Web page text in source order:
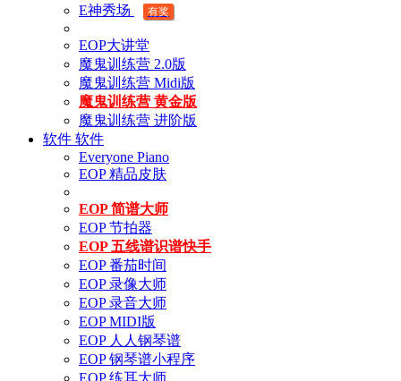
E神秀场
有奖
EOP大讲堂
魔鬼训练营 2.0版
魔鬼训练营 Midi版
魔鬼训练营 黄金版
魔鬼训练营 进阶版
软件 软件
Everyone Piano
EOP 精品皮肤
EOP 简谱大师
EOP 节拍器
EOP 五线谱识谱快手
EOP 番茄时间
EOP 录像大师
EOP 录音大师
EOP MIDI版
EOP 人人钢琴谱
EOP 钢琴谱小程序
EOP 练耳大师